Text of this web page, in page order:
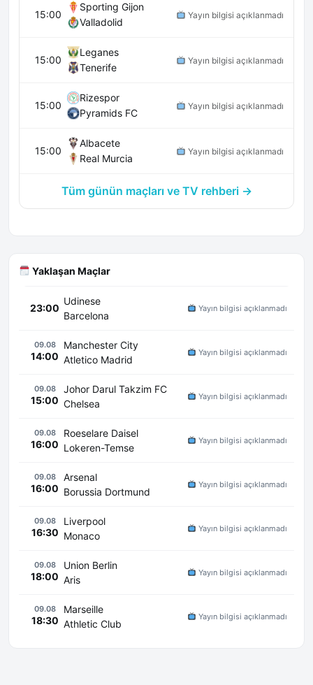
15:00
Sporting Gijon
Valladolid
Yayın bilgisi açıklanmadı
15:00
Leganes
Tenerife
Yayın bilgisi açıklanmadı
15:00
Rizespor
Pyramids FC
Yayın bilgisi açıklanmadı
15:00
Albacete
Real Murcia
Yayın bilgisi açıklanmadı
Tüm günün maçları ve TV rehberi →
Yaklaşan Maçlar
23:00
Udinese
Barcelona
Yayın bilgisi açıklanmadı
09.08
14:00
Manchester City
Atletico Madrid
Yayın bilgisi açıklanmadı
09.08
15:00
Johor Darul Takzim FC
Chelsea
Yayın bilgisi açıklanmadı
09.08
16:00
Roeselare Daisel
Lokeren-Temse
Yayın bilgisi açıklanmadı
09.08
16:00
Arsenal
Borussia Dortmund
Yayın bilgisi açıklanmadı
09.08
16:30
Liverpool
Monaco
Yayın bilgisi açıklanmadı
09.08
18:00
Union Berlin
Aris
Yayın bilgisi açıklanmadı
09.08
18:30
Marseille
Athletic Club
Yayın bilgisi açıklanmadı